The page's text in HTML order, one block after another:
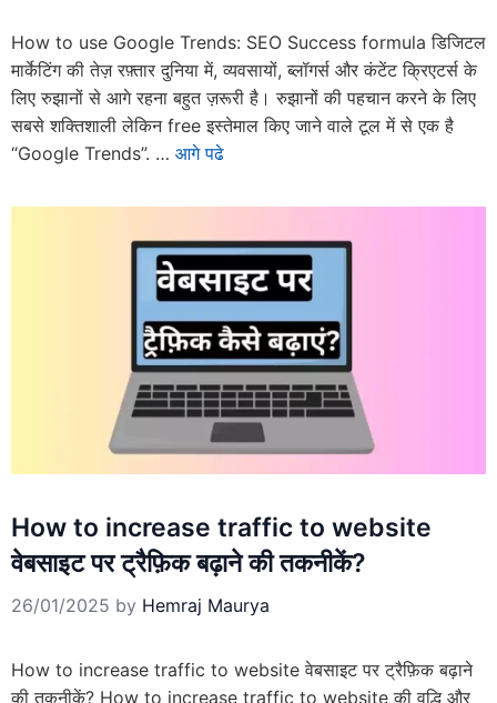
How to use Google Trends: SEO Success formula डिजिटल
मार्केटिंग की तेज़ रफ़्तार दुनिया में, व्यवसायों, ब्लॉगर्स और कंटेंट क्रिएटर्स के
लिए रुझानों से आगे रहना बहुत ज़रूरी है। रुझानों की पहचान करने के लिए
सबसे शक्तिशाली लेकिन free इस्तेमाल किए जाने वाले टूल में से एक है
“Google Trends”. … आगे पढे
How to increase traffic to website
वेबसाइट पर ट्रैफ़िक बढ़ाने की तकनीकें?
26/01/2025 by Hemraj Maurya
How to increase traffic to website वेबसाइट पर ट्रैफ़िक बढ़ाने
की तकनीकें? How to increase traffic to website की वृद्धि और